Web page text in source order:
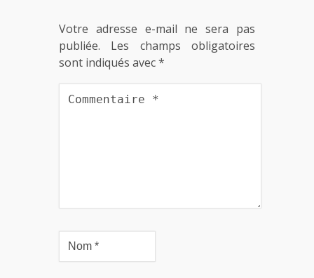
Votre adresse e-mail ne sera pas
publiée.
Les champs obligatoires
sont indiqués avec*